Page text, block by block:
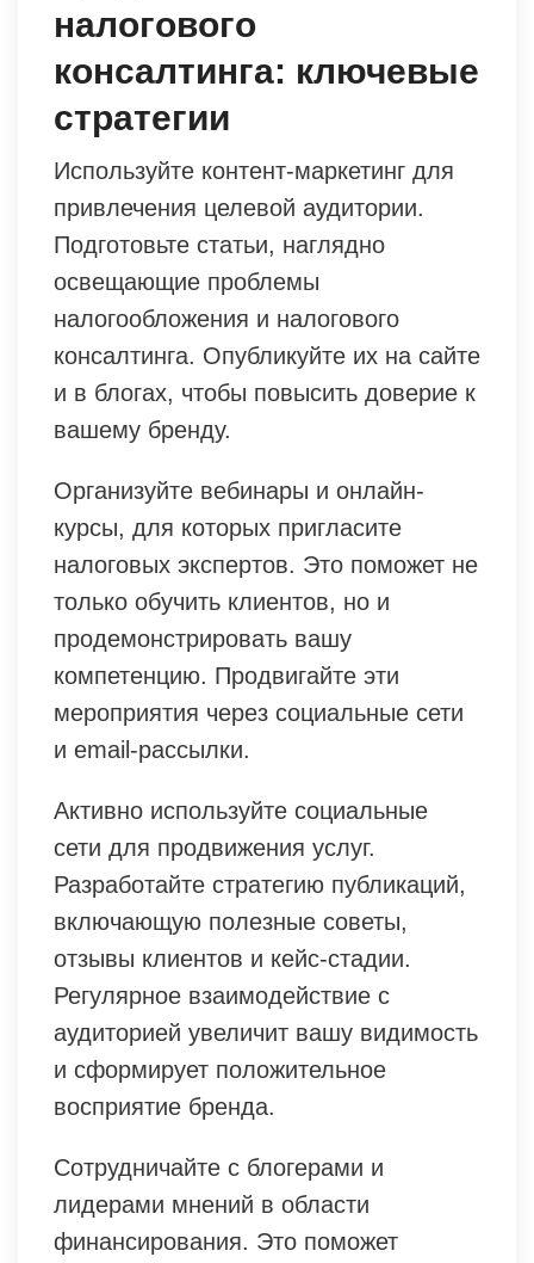
налогового
консалтинга: ключевые
стратегии
Используйте контент-маркетинг для
привлечения целевой аудитории.
Подготовьте статьи, наглядно
освещающие проблемы
налогообложения и налогового
консалтинга. Опубликуйте их на сайте
и в блогах, чтобы повысить доверие к
вашему бренду.
Организуйте вебинары и онлайн-
курсы, для которых пригласите
налоговых экспертов. Это поможет не
только обучить клиентов, но и
продемонстрировать вашу
компетенцию. Продвигайте эти
мероприятия через социальные сети
и email-рассылки.
Активно используйте социальные
сети для продвижения услуг.
Разработайте стратегию публикаций,
включающую полезные советы,
отзывы клиентов и кейс-стадии.
Регулярное взаимодействие с
аудиторией увеличит вашу видимость
и сформирует положительное
восприятие бренда.
Сотрудничайте с блогерами и
лидерами мнений в области
финансирования. Это поможет